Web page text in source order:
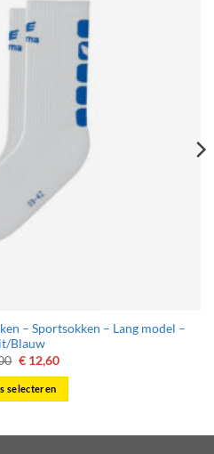
gekozen
worden
op
productpagina
– Sportsokken – Lang model –
Blauw
Oorspronkelijke
was:
€ 14,00.
€12,60Huidige
selecteren